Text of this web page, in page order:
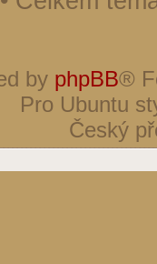
by phpBB®
Pro Ubuntu
Český